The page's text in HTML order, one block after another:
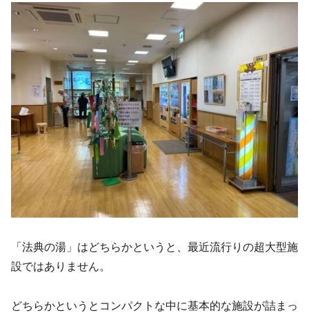
「法典の湯」はどちらかというと、最近流行りの超大型施
設ではありません。
どちらかというとコンパクトな中に基本的な施設が詰まっ